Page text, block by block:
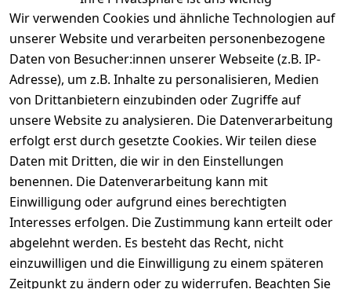
gefallen
Wir verwenden Cookies und ähnliche Technologien auf
unserer Website und verarbeiten personenbezogene
Daten von Besucher:innen unserer Webseite (z.B. IP-
Adresse), um z.B. Inhalte zu personalisieren, Medien
von Drittanbietern einzubinden oder Zugriffe auf
unsere Website zu analysieren. Die Datenverarbeitung
erfolgt erst durch gesetzte Cookies. Wir teilen diese
Daten mit Dritten, die wir in den Einstellungen
benennen. Die Datenverarbeitung kann mit
Einwilligung oder aufgrund eines berechtigten
Interesses erfolgen. Die Zustimmung kann erteilt oder
abgelehnt werden. Es besteht das Recht, nicht
einzuwilligen und die Einwilligung zu einem späteren
Zeitpunkt zu ändern oder zu widerrufen. Beachten Sie
Informationen
Mein Konto
Vertrag widerrufen